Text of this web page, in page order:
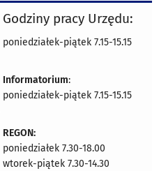
Godziny pracy Urzędu:
poniedziałek-piątek 7.15-15.15
Informatorium:
poniedziałek-piątek 7.15-15.15
REGON:
poniedziałek 7.30-18.00
wtorek-piątek 7.30-14.30